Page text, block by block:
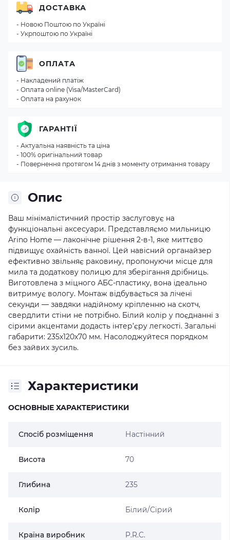
Опис
Ваш мінімалістичний простір заслуговує на
функціональні аксесуари. Представляємо мильницю
Arino Home — лаконічне рішення 2-в-1, яке миттєво
підвищує охайність ванної. Цей навісний органайзер
ефективно звільняє раковину, пропонуючи місце для
мила та додаткову полицю для зберігання дрібниць.
Виготовлена з міцного АБС-пластику, вона ідеально
витримує вологу. Монтаж відбувається за лічені
секунди — завдяки надійному кріпленню на скотч,
свердлити стіни не потрібно. Білий колір у поєднанні з
сірими акцентами додасть інтер’єру легкості. Загальні
габарити: 235х120х70 мм. Насолоджуйтеся порядком
без зайвих зусиль.
Характеристики
ОСНОВНЫЕ ХАРАКТЕРИСТИКИ
Спосіб розміщення Настінний
Висота 70
Глибина 235
Колір Білий/Сірий
Країна виробник P.R.C.
ДОСТАВКА
- Новою Поштою по Україні
- Укрпоштою по Україні
ОПЛАТА
- Накладений платіж
- Оплата online (Visa/MasterCard)
- Оплата на рахунок
ГАРАНТІЇ
- Актуальна наявність та ціна
- 100% оригінальний товар
- Повернення протягом 14 днів з моменту отримання товару